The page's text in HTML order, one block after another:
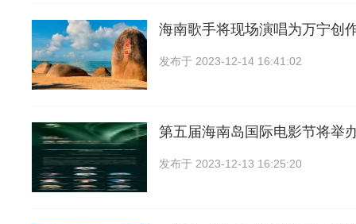
海南歌手将现场演唱为万宁创
发布于 2023-12-14 16:41:02
第五届海南岛国际电影节将举
发布于 2023-12-13 16:25:20